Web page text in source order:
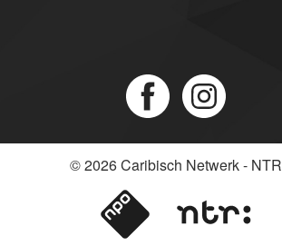
© 2026Caribisch Netwerk - NTR